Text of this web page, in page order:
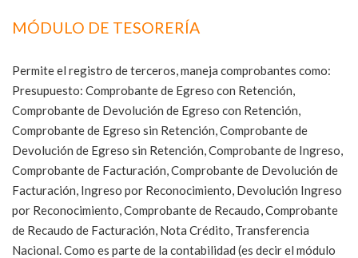
MÓDULO DE TESORERÍA
Permite el registro de terceros, maneja comprobantes como:
Presupuesto: Comprobante de Egreso con Retención,
Comprobante de Devolución de Egreso con Retención,
Comprobante de Egreso sin Retención, Comprobante de
Devolución de Egreso sin Retención, Comprobante de Ingreso,
Comprobante de Facturación, Comprobante de Devolución de
Facturación, Ingreso por Reconocimiento, Devolución Ingreso
por Reconocimiento, Comprobante de Recaudo, Comprobante
de Recaudo de Facturación, Nota Crédito, Transferencia
Nacional. Como es parte de la contabilidad (es decir el módulo